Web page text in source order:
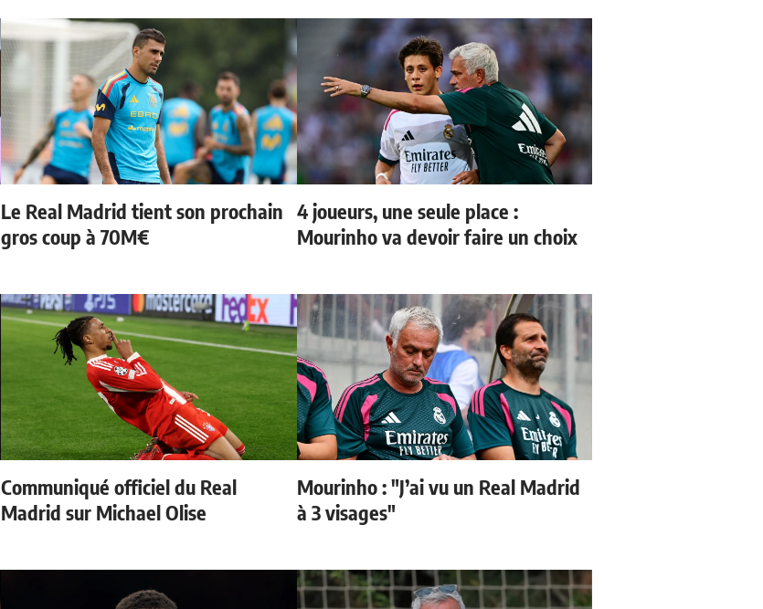
Le Real Madrid tient son prochain
gros coup à 70M€
4 joueurs, une seule place :
Mourinho va devoir faire un choix
Communiqué officiel du Real
Madrid sur Michael Olise
Mourinho : "J’ai vu un Real Madrid
à 3 visages"